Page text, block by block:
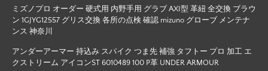
ミズノプロ オーダー 硬式用 内野手用 グラブ AXI型 革紐 全交換 ブラウ
ン 1GJYG12557 グリス交換 各所の点検 確認 mizuno グローブ メンテナ
ンス 神奈川
アンダーアーマー 持込み スパイク つま先 補強 タフトー プロ 加工 エ
クストリーム アイコンST 6010489 100 P革 UNDER ARMOUR